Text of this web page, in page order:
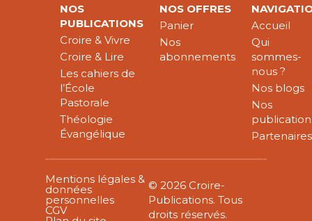
NOS
PUBLICATIONS
Croire & Vivre
Croire & Lire
Les cahiers de
l’École
Pastorale
Théologie
Évangélique
NOS OFFRES
Panier
Nos
abonnements
Accueil
Qui
sommes-
nous ?
Nos blogs
Nos
Partenaires
Mentions légales &
données
personnelles
CGV
© 2026 Croire-
Publications. Tous
droits réservés.